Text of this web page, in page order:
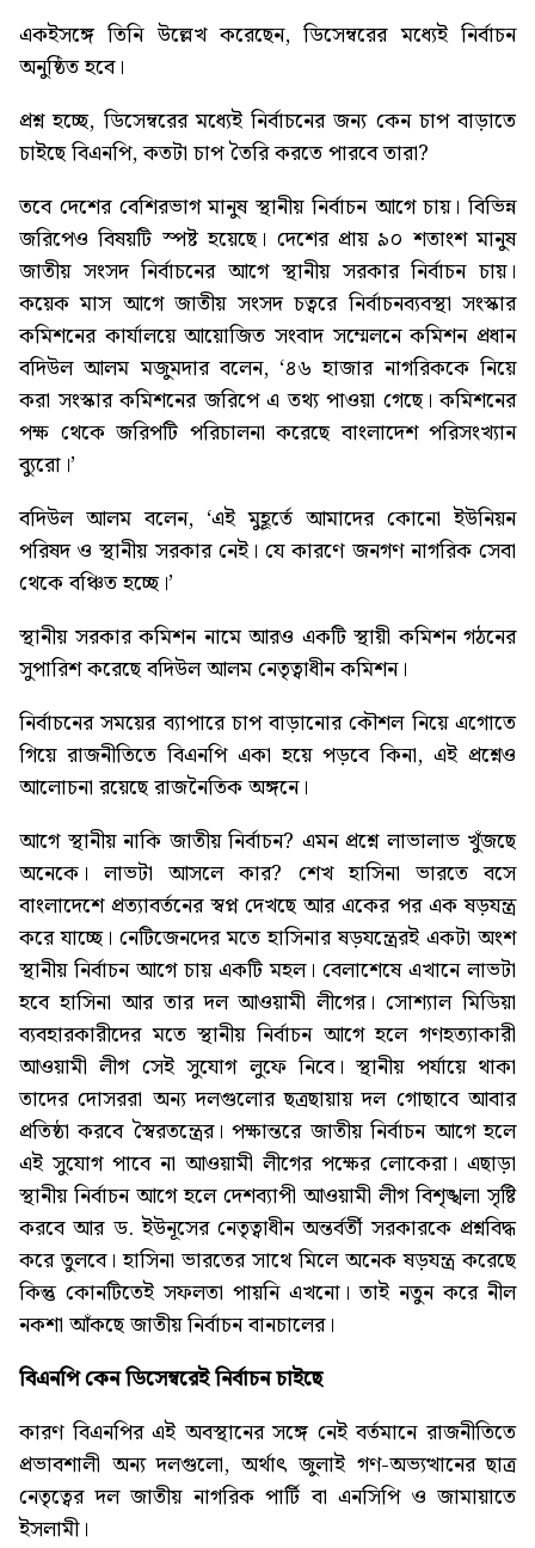
একইসঙ্গে তিনি উল্লেখ করেছেন, ডিসেম্বরের মধ্যেই নির্বাচন
অনুষ্ঠিত হবে।
প্রশ্ন হচ্ছে, ডিসেম্বরের মধ্যেই নির্বাচনের জন্য কেন চাপ বাড়াতে
চাইছে বিএনপি, কতটা চাপ তৈরি করতে পারবে তারা?
তবে দেশের বেশিরভাগ মানুষ স্থানীয় নির্বাচন আগে চায়। বিভিন্ন
জরিপেও বিষয়টি স্পষ্ট হয়েছে। দেশের প্রায় ৯০ শতাংশ মানুষ
জাতীয় সংসদ নির্বাচনের আগে স্থানীয় সরকার নির্বাচন চায়।
কয়েক মাস আগে জাতীয় সংসদ চত্বরে নির্বাচনব্যবস্থা সংস্কার
কমিশনের কার্যালয়ে আয়োজিত সংবাদ সম্মেলনে কমিশন প্রধান
বদিউল আলম মজুমদার বলেন, ‘৪৬ হাজার নাগরিককে নিয়ে
করা সংস্কার কমিশনের জরিপে এ তথ্য পাওয়া গেছে। কমিশনের
পক্ষ থেকে জরিপটি পরিচালনা করেছে বাংলাদেশ পরিসংখ্যান
ব্যুরো।’
বদিউল আলম বলেন, ‘এই মুহূর্তে আমাদের কোনো ইউনিয়ন
পরিষদ ও স্থানীয় সরকার নেই। যে কারণে জনগণ নাগরিক সেবা
থেকে বঞ্চিত হচ্ছে।’
স্থানীয় সরকার কমিশন নামে আরও একটি স্থায়ী কমিশন গঠনের
সুপারিশ করেছে বদিউল আলম নেতৃত্বাধীন কমিশন।
নির্বাচনের সময়ের ব্যাপারে চাপ বাড়ানোর কৌশল নিয়ে এগোতে
গিয়ে রাজনীতিতে বিএনপি একা হয়ে পড়বে কিনা, এই প্রশ্নেও
আলোচনা রয়েছে রাজনৈতিক অঙ্গনে।
আগে স্থানীয় নাকি জাতীয় নির্বাচন? এমন প্রশ্নে লাভালাভ খুঁজছে
অনেকে। লাভটা আসলে কার? শেখ হাসিনা ভারতে বসে
বাংলাদেশে প্রত্যাবর্তনের স্বপ্ন দেখছে আর একের পর এক ষড়যন্ত্র
করে যাচ্ছে। নেটিজেনদের মতে হাসিনার ষড়যন্ত্রেরই একটা অংশ
স্থানীয় নির্বাচন আগে চায় একটি মহল। বেলাশেষে এখানে লাভটা
হবে হাসিনা আর তার দল আওয়ামী লীগের। সোশ্যাল মিডিয়া
ব্যবহারকারীদের মতে স্থানীয় নির্বাচন আগে হলে গণহত্যাকারী
আওয়ামী লীগ সেই সুযোগ লুফে নিবে। স্থানীয় পর্যায়ে থাকা
তাদের দোসররা অন্য দলগুলোর ছত্রছায়ায় দল গোছাবে আবার
প্রতিষ্ঠা করবে স্বৈরতন্ত্রের। পক্ষান্তরে জাতীয় নির্বাচন আগে হলে
এই সুযোগ পাবে না আওয়ামী লীগের পক্ষের লোকেরা। এছাড়া
স্থানীয় নির্বাচন আগে হলে দেশব্যাপী আওয়ামী লীগ বিশৃঙ্খলা সৃষ্টি
করবে আর ড. ইউনূসের নেতৃত্বাধীন অন্তর্বর্তী সরকারকে প্রশ্নবিদ্ধ
করে তুলবে। হাসিনা ভারতের সাথে মিলে অনেক ষড়যন্ত্র করেছে
কিন্তু কোনটিতেই সফলতা পায়নি এখনো। তাই নতুন করে নীল
নকশা আঁকছে জাতীয় নির্বাচন বানচালের।
বিএনপিকেনডিসেম্বরেইনির্বাচনচাইছে
কারণ বিএনপির এই অবস্থানের সঙ্গে নেই বর্তমানে রাজনীতিতে
প্রভাবশালী অন্য দলগুলো, অর্থাৎ জুলাই গণ-অভ্যত্থানের ছাত্র
নেতৃত্বের দল জাতীয় নাগরিক পার্টি বা এনসিপি ও জামায়াতে
ইসলামী।